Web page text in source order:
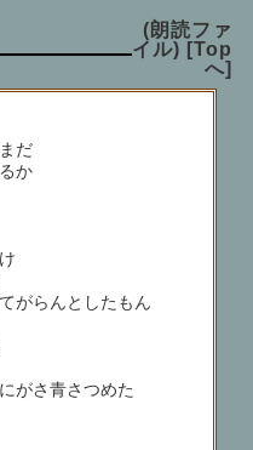
(朗読ファ
イル) [Top
へ]
だ
か
らんとしたもん
青さつめた